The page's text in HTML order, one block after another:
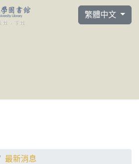
選擇你的語言
繁體中文
最新消息